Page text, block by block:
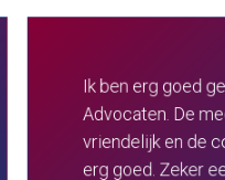
door Bennink
zijn erg
was